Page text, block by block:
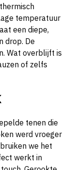
temperatuur
een diepe,
drop. De
Wat overblijft is
of zelfs
tenen die
werd vroeger
we het
werkt in